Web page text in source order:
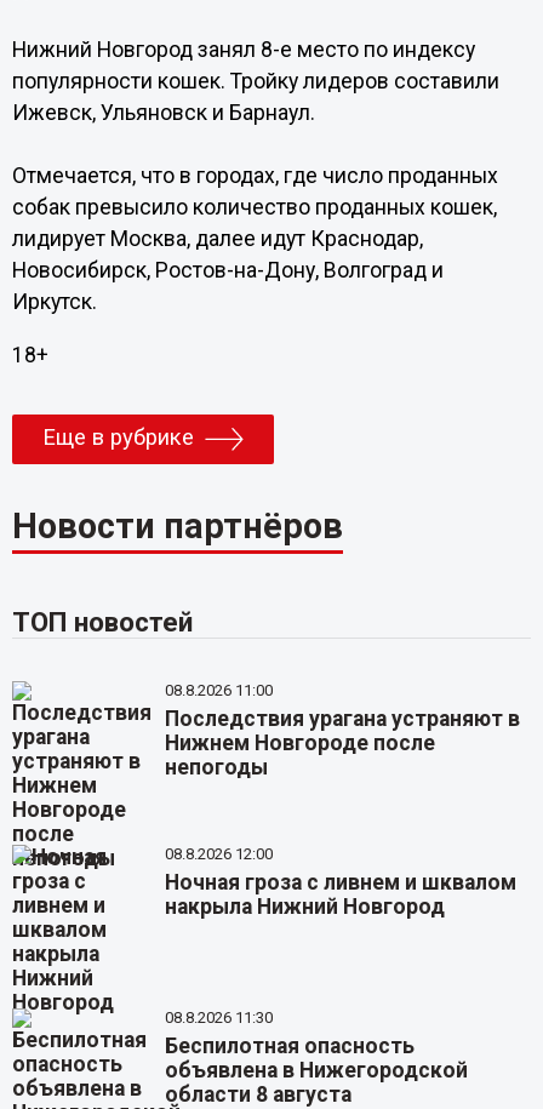
Нижний Новгород занял 8-е место по индексу
популярности кошек. Тройку лидеров составили
Ижевск, Ульяновск и Барнаул.
Отмечается, что в городах, где число проданных
собак превысило количество проданных кошек,
лидирует Москва, далее идут Краснодар,
Новосибирск, Ростов-на-Дону, Волгоград и
Иркутск.
18+
Еще в рубрике
Новости партнёров
ТОП новостей
08.8.2026 11:00
Последствия урагана устраняют в
Нижнем Новгороде после
непогоды
08.8.2026 12:00
Ночная гроза с ливнем и шквалом
накрыла Нижний Новгород
08.8.2026 11:30
Беспилотная опасность
объявлена в Нижегородской
области 8 августа